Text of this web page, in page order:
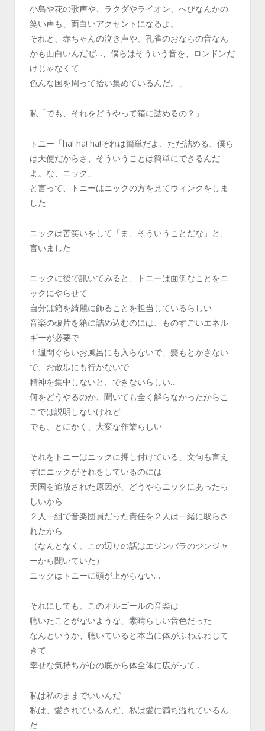
小鳥や花の歌声や、ラクダやライオン、へびなんかの
笑い声も、面白いアクセントになるよ。
それと、赤ちゃんの泣き声や、孔雀のおならの音なん
かも面白いんだぜ…、僕らはそういう音を、ロンドンだ
けじゃなくて
色んな国を周って拾い集めているんだ。」
私「でも、それをどうやって箱に詰めるの？」
トニー「ha! ha! ha!それは簡単だよ、ただ詰める、僕ら
は天使だからさ、そういうことは簡単にできるんだ
よ。な、ニック」
と言って、トニーはニックの方を見てウィンクをしま
した
ニックは苦笑いをして「ま、そういうことだな」と、
言いました
ニックに後で訊いてみると、トニーは面倒なことをニ
ックにやらせて
自分は箱を綺麗に飾ることを担当しているらしい
音楽の破片を箱に詰め込むのには、ものすごいエネル
ギーが必要で
１週間ぐらいお風呂にも入らないで、髪もとかさない
で、お散歩にも行かないで
精神を集中しないと、できないらしい…
何をどうやるのか、聞いても全く解らなかったからこ
こでは説明しないけれど
でも、とにかく、大変な作業らしい
それをトニーはニックに押し付けている、文句も言え
ずにニックがそれをしているのには
天国を追放された原因が、どうやらニックにあったら
しいから
２人一組で音楽団員だった責任を２人は一緒に取らさ
れたから
（なんとなく、この辺りの話はエジンバラのジンジャ
ーから聞いていた）
ニックはトニーに頭が上がらない…
それにしても、このオルゴールの音楽は
聴いたことがないような、素晴らしい音色だった
なんというか、聴いていると本当に体がふわふわして
きて
幸せな気持ちが心の底から体全体に広がって…
私は私のままでいいんだ
私は、愛されているんだ、私は愛に満ち溢れているん
だ